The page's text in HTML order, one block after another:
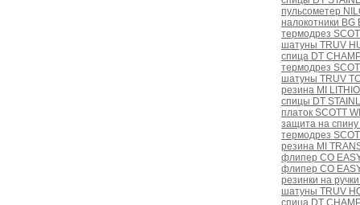
пульсометер
налокотники BG
термодрез
шатуны TRUV
спица DT
термодрез
шатуны TRUV
резина MI
спицы DT
платок SCOTT
защита на спину
термодрез
резина MI
флипер CO
флипер CO
резинки на
шатуны TRUV